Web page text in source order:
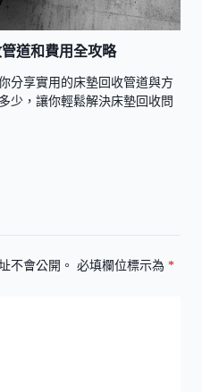
道和費用全攻略
分享實用的床墊回收管道與方
少，讓你輕鬆解決床墊回收問
不會公開。 必填欄位標示為 *